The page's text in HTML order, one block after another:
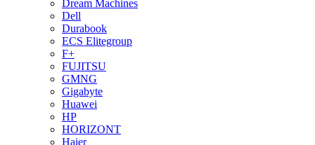
Dream Machines
Dell
Durabook
ECS Elitegroup
F+
FUJITSU
GMNG
Gigabyte
Huawei
HP
HORIZONT
Haier